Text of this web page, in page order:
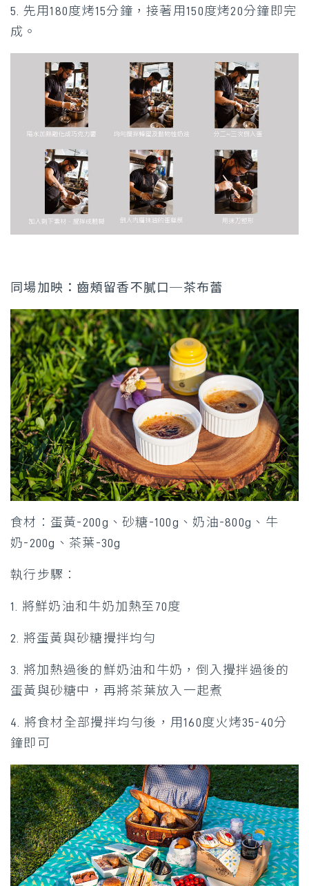
5. 先用180度烤15分鐘，接著用150度烤20分鐘即完
成。
同場加映：齒頰留香不膩口─茶布蕾
食材：蛋黃-200g、砂糖-100g、奶油-800g、牛
奶-200g、茶葉-30g
執行步驟：
1. 將鮮奶油和牛奶加熱至70度
2. 將蛋黃與砂糖攪拌均勻
3. 將加熱過後的鮮奶油和牛奶，倒入攪拌過後的
蛋黃與砂糖中，再將茶葉放入一起煮
4. 將食材全部攪拌均勻後，用160度火烤35-40分
鐘即可